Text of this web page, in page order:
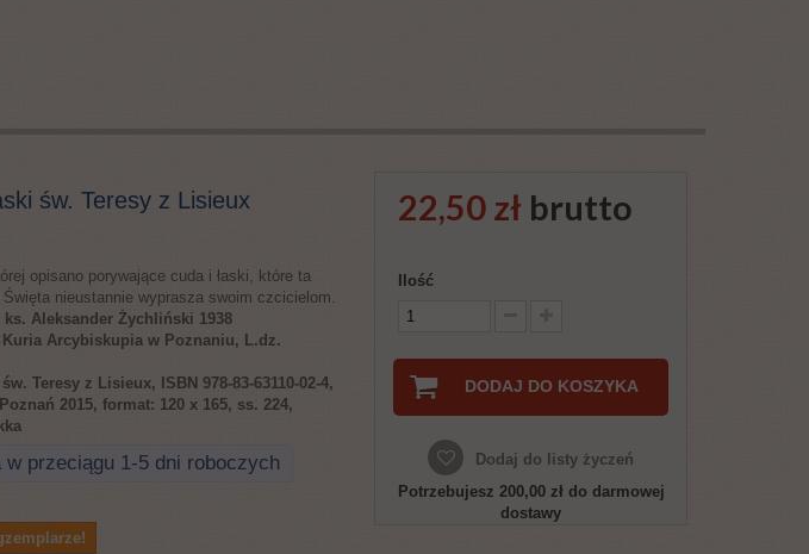
św. Teresy z Lisieux
opisano porywające cuda i łaski, które ta
Święta nieustannie wyprasza swoim czcicielom.
ks. Aleksander Żychliński 1938
Kuria Arcybiskupia w Poznaniu, L.dz.
Teresy z Lisieux, ISBN 978-83-63110-02-4,
2015, format: 120 x 165, ss. 224,
w przeciągu 1-5 dni roboczych
22,50 zł brutto
Ilość
DODAJ DO KOSZYKA
Dodaj do listy życzeń
Potrzebujesz 200,00 złdo darmowej
dostawy